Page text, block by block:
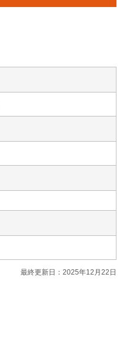
最終更新日：2025年12月22日